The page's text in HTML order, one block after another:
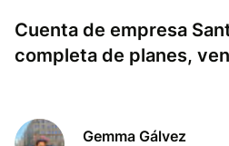
Cuenta de empresa
completa de planes,
Gemma Gálvez